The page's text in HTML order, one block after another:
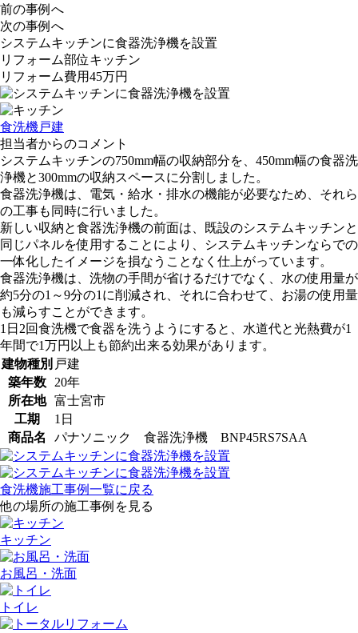
前の事例へ
次の事例へ
システムキッチンに食器洗浄機を設置
リフォーム部位キッチン
リフォーム費用45万円
食洗機戸建
担当者からのコメント
システムキッチンの750mm幅の収納部分を、450mm幅の食器洗
浄機と300mmの収納スペースに分割しました。
食器洗浄機は、電気・給水・排水の機能が必要なため、それら
の工事も同時に行いました。
新しい収納と食器洗浄機の前面は、既設のシステムキッチンと
同じパネルを使用することにより、システムキッチンならでの
一体化したイメージを損なうことなく仕上がっています。
食器洗浄機は、洗物の手間が省けるだけでなく、水の使用量が
約5分の1～9分の1に削減され、それに合わせて、お湯の使用量
も減らすことができます。
1日2回食洗機で食器を洗うようにすると、水道代と光熱費が1
年間で1万円以上も節約出来る効果があります。
建物種別 戸建
築年数
20年
所在地 富士宮市
工期
1日
商品名
パナソニック 食器洗浄機 BNP45RS7SAA
食洗機施工事例一覧に戻る
他の場所の施工事例を見る
キッチン
お風呂・洗面
トイレ